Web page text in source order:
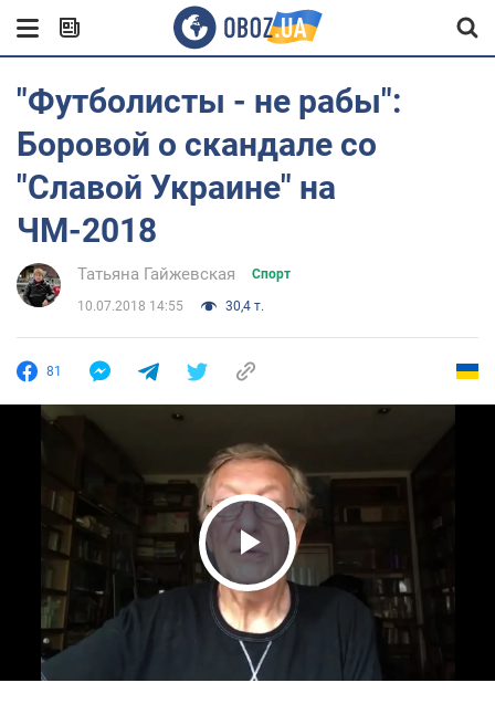
"Футболисты - не рабы":
Боровой о скандале со
"Славой Украине" на
ЧМ-2018
Татьяна Гайжевская Спорт
10.07.2018 14:55 30,4 т.
81
Play Video